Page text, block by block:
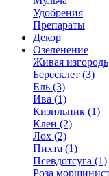
Удобрения
Препараты
Декор
Озеленение
Живая изгородь
Бересклет (3)
Ель (3)
Ива (1)
Кизильник (1)
Клен (2)
Лох (2)
Пихта (1)
Псевдотсуга (1)
Роза